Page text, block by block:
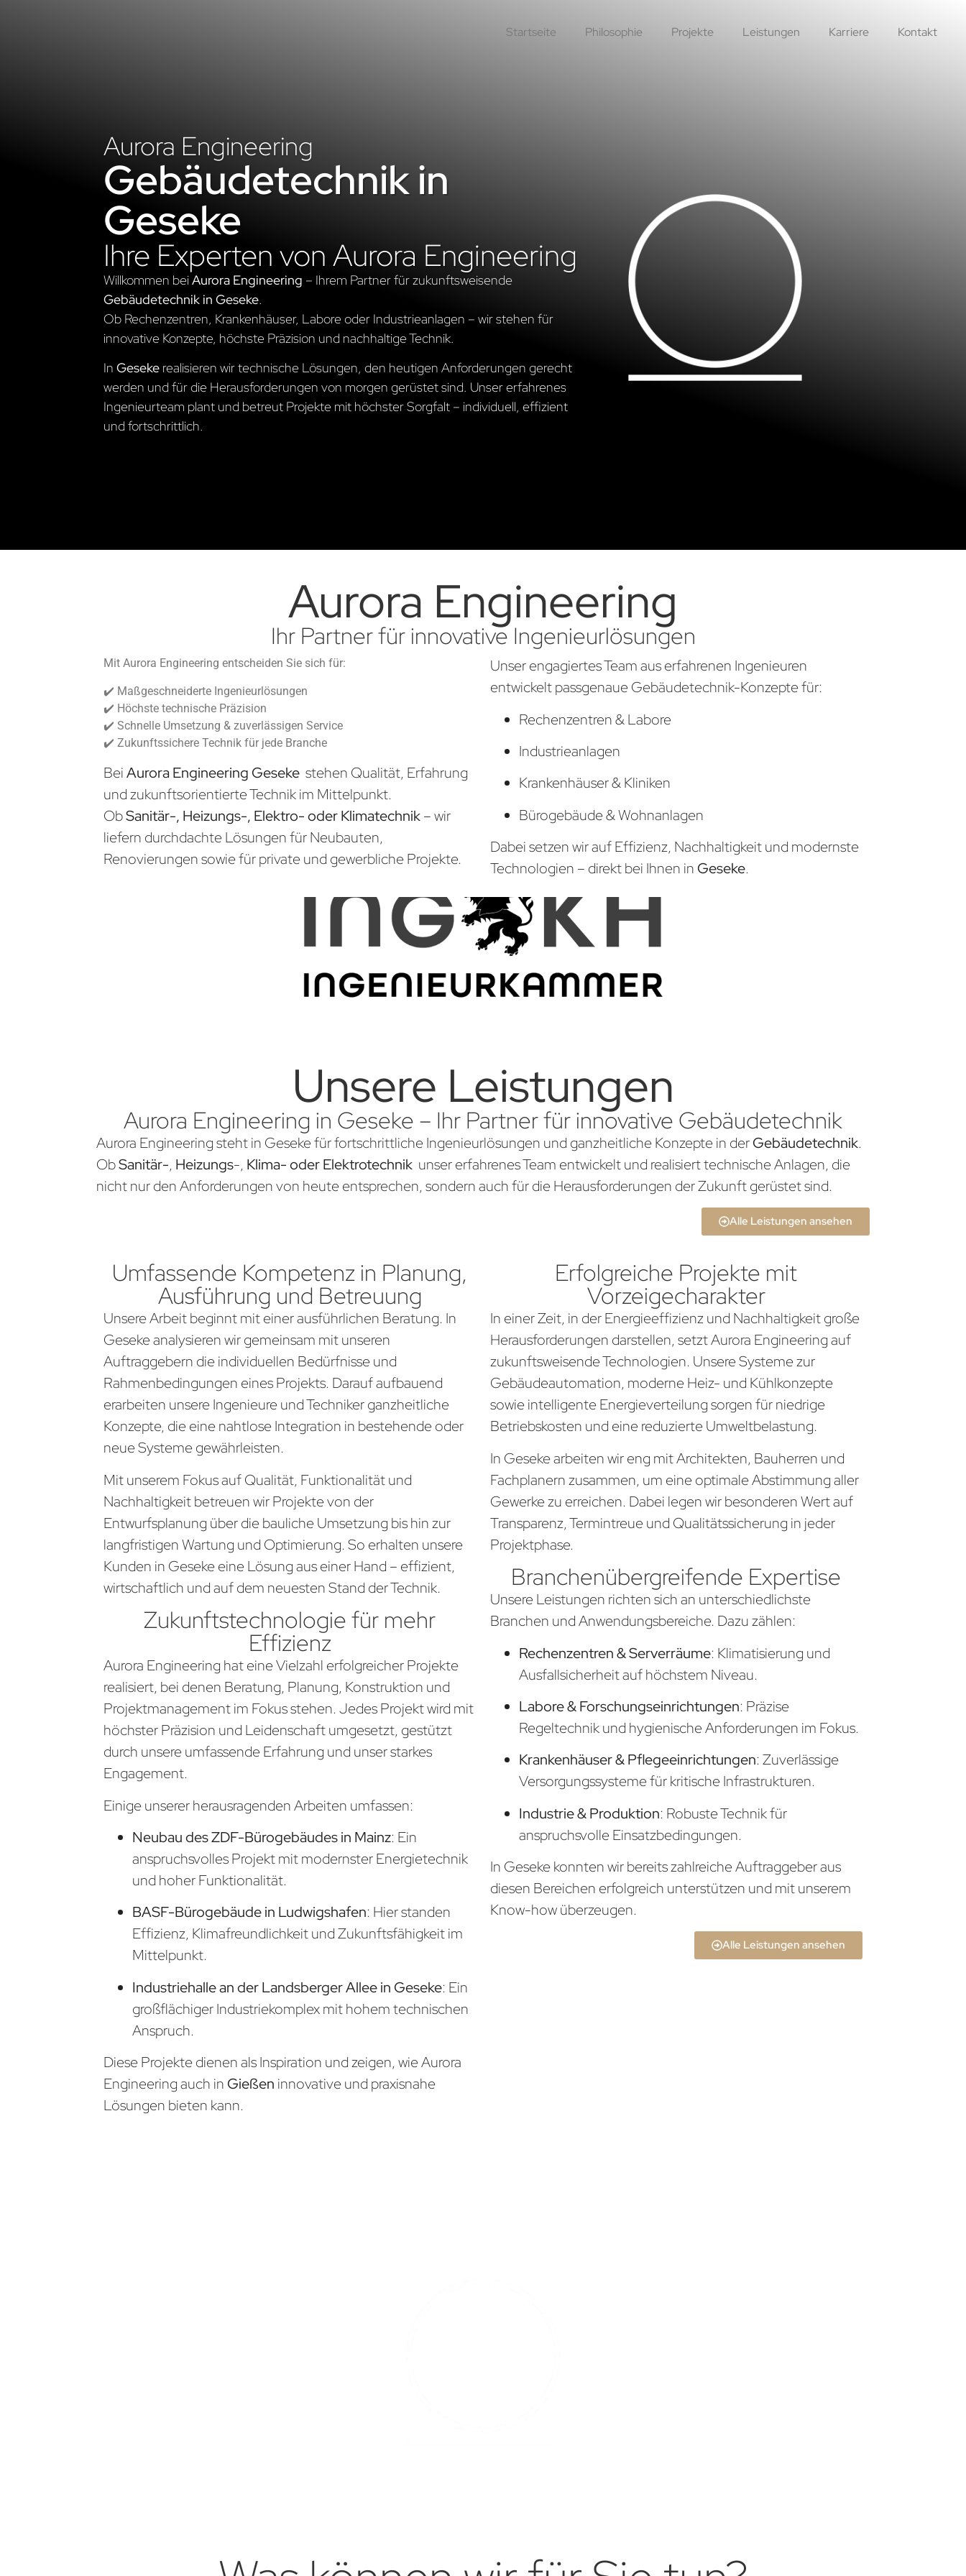
Startseite Philosophie Projekte Leistungen Karriere Kontakt
Aurora Engineering
Gebäudetechnik in
Geseke
Ihre Experten von Aurora Engineering
Willkommen beiAurora Engineering – Ihrem Partner für zukunftsweisende
Gebäudetechnik in Geseke.
Ob Rechenzentren, Krankenhäuser, Labore oder Industrieanlagen – wir stehen für
innovative Konzepte, höchste Präzision und nachhaltige Technik.
InGeseke realisieren wir technische Lösungen, den heutigen Anforderungen gerecht
werden und für die Herausforderungen von morgen gerüstet sind. Unser erfahrenes
Ingenieurteam plant und betreut Projekte mit höchster Sorgfalt – individuell, effizient
und fortschrittlich.
Aurora Engineering
Ihr Partner für innovative Ingenieurlösungen
Mit Aurora Engineering entscheiden Sie sich für:
✔️ Maßgeschneiderte Ingenieurlösungen
✔️ Höchste technische Präzision
✔️ Schnelle Umsetzung & zuverlässigen Service
✔️ Zukunftssichere Technik für jede Branche
BeiAurora Engineering Geseke stehen Qualität, Erfahrung
und zukunftsorientierte Technik im Mittelpunkt.
ObSanitär-, Heizungs-, Elektro- oder Klimatechnik– wir
liefern durchdachte Lösungen für Neubauten,
Renovierungen sowie für private und gewerbliche Projekte.
Unser engagiertes Team aus erfahrenen Ingenieuren
entwickelt passgenaue Gebäudetechnik-Konzepte für:
Rechenzentren & Labore
Industrieanlagen
Krankenhäuser & Kliniken
Bürogebäude & Wohnanlagen
Dabei setzen wir auf Effizienz, Nachhaltigkeit und modernste
Technologien – direkt bei Ihnen in Geseke.
Unsere Leistungen
Aurora Engineering in Geseke – Ihr Partner für innovative Gebäudetechnik
Aurora Engineering steht in Geseke für fortschrittliche Ingenieurlösungen und ganzheitliche Konzepte in derGebäudetechnik.
ObSanitär-, Heizungs-, Klima- oder Elektrotechnik unser erfahrenes Team entwickelt und realisiert technische Anlagen, die
nicht nur den Anforderungen von heute entsprechen, sondern auch für die Herausforderungen der Zukunft gerüstet sind.
Alle Leistungen ansehen
Umfassende Kompetenz in Planung,
Ausführung und Betreuung
Unsere Arbeit beginnt mit einer ausführlichen Beratung. In
Geseke analysieren wir gemeinsam mit unseren
Auftraggebern die individuellen Bedürfnisse und
Rahmenbedingungen eines Projekts. Darauf aufbauend
erarbeiten unsere Ingenieure und Techniker ganzheitliche
Konzepte, die eine nahtlose Integration in bestehende oder
neue Systeme gewährleisten.
Mit unserem Fokus auf Qualität, Funktionalität und
Nachhaltigkeit betreuen wir Projekte von der
Entwurfsplanung über die bauliche Umsetzung bis hin zur
langfristigen Wartung und Optimierung. So erhalten unsere
Kunden in Geseke eine Lösung aus einer Hand – effizient,
wirtschaftlich und auf dem neuesten Stand der Technik.
Zukunftstechnologie für mehr
Effizienz
Aurora Engineering hat eine Vielzahl erfolgreicher Projekte
realisiert, bei denen Beratung, Planung, Konstruktion und
Projektmanagement im Fokus stehen. Jedes Projekt wird mit
höchster Präzision und Leidenschaft umgesetzt, gestützt
durch unsere umfassende Erfahrung und unser starkes
Engagement.
Einige unserer herausragenden Arbeiten umfassen:
Neubau des ZDF-Bürogebäudes in Mainz: Ein
anspruchsvolles Projekt mit modernster Energietechnik
und hoher Funktionalität.
BASF-Bürogebäude in Ludwigshafen: Hier standen
Effizienz, Klimafreundlichkeit und Zukunftsfähigkeit im
Mittelpunkt.
Industriehalle an der Landsberger Allee in Geseke: Ein
großflächiger Industriekomplex mit hohem technischen
Anspruch.
Diese Projekte dienen als Inspiration und zeigen, wie Aurora
Engineering auch in Gießen innovative und praxisnahe
Lösungen bieten kann.
Erfolgreiche Projekte mit
Vorzeigecharakter
In einer Zeit, in der Energieeffizienz und Nachhaltigkeit große
Herausforderungen darstellen, setzt Aurora Engineering auf
zukunftsweisende Technologien. Unsere Systeme zur
Gebäudeautomation, moderne Heiz- und Kühlkonzepte
sowie intelligente Energieverteilung sorgen für niedrige
Betriebskosten und eine reduzierte Umweltbelastung.
In Geseke arbeiten wir eng mit Architekten, Bauherren und
Fachplanern zusammen, um eine optimale Abstimmung aller
Gewerke zu erreichen. Dabei legen wir besonderen Wert auf
Transparenz, Termintreue und Qualitätssicherung in jeder
Projektphase.
Branchenübergreifende Expertise
Unsere Leistungen richten sich an unterschiedlichste
Branchen und Anwendungsbereiche. Dazu zählen:
Rechenzentren & Serverräume: Klimatisierung und
Ausfallsicherheit auf höchstem Niveau.
Labore & Forschungseinrichtungen: Präzise
Regeltechnik und hygienische Anforderungen im Fokus.
Krankenhäuser & Pflegeeinrichtungen: Zuverlässige
Versorgungssysteme für kritische Infrastrukturen.
Industrie & Produktion: Robuste Technik für
anspruchsvolle Einsatzbedingungen.
In Geseke konnten wir bereits zahlreiche Auftraggeber aus
diesen Bereichen erfolgreich unterstützen und mit unserem
Know-how überzeugen.
Alle Leistungen ansehen